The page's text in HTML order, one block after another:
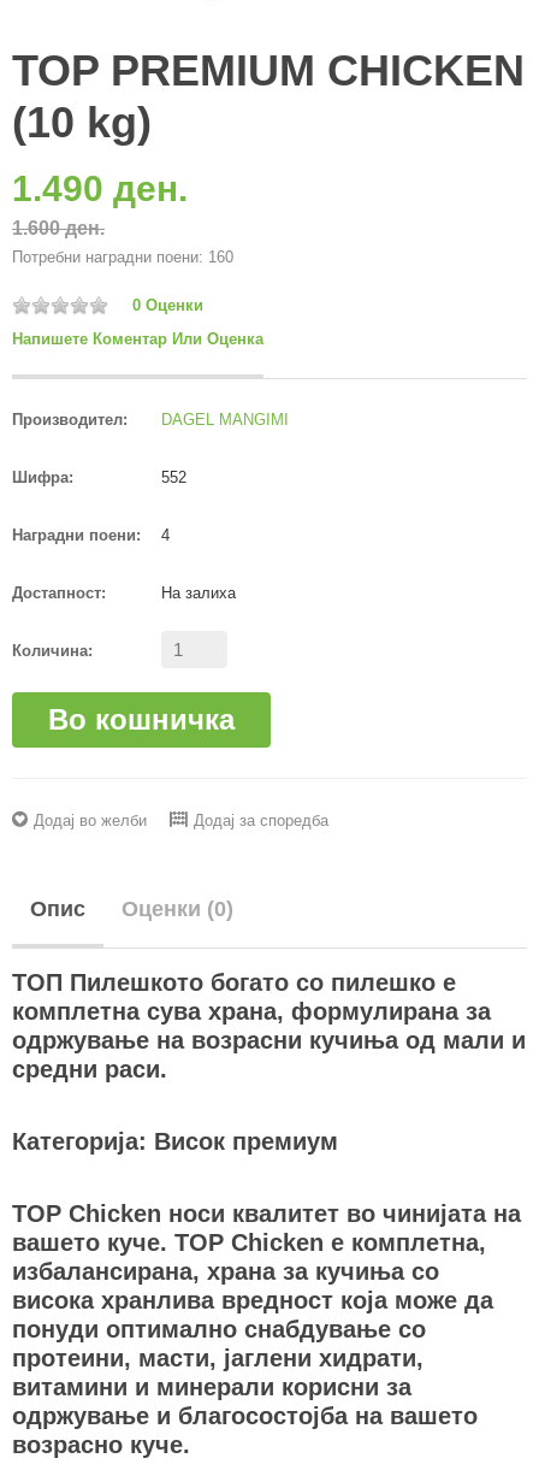
TOP PREMIUM CHICKEN
(10 kg)
1.490 ден.
1.600 ден.
Потребни наградни поени: 160
0 Оценки
Напишете Коментар Или Оценка
Производител: DAGEL MANGIMI
Шифра: 552
Наградни поени: 4
Достапност: На залиха
Количина:
Во кошничка
Додај во желби Додај за споредба
Опис Оценки (0)
ТОП Пилешкото богато со пилешко е
комплетна сува храна, формулирана за
одржување на возрасни кучиња од мали и
средни раси.
Категорија: Висок премиум
TOP Chicken носи квалитет во чинијата на
вашето куче. TOP Chicken е комплетна,
избалансирана, храна за кучиња со
висока хранлива вредност која може да
понуди оптимално снабдување со
протеини, масти, јаглени хидрати,
витамини и минерали корисни за
одржување и благосостојба на вашето
возрасно куче.